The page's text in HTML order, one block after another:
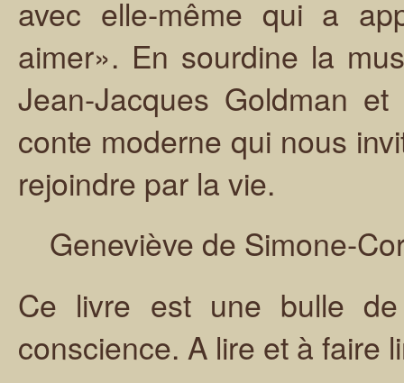
avec elle-même qui a
aimer». En sourdine la
Jean-Jacques Goldman
conte moderne qui nous
rejoindre par la vie.
Geneviève de Simone-
Ce livre est une bulle
conscience. A lire et à faire